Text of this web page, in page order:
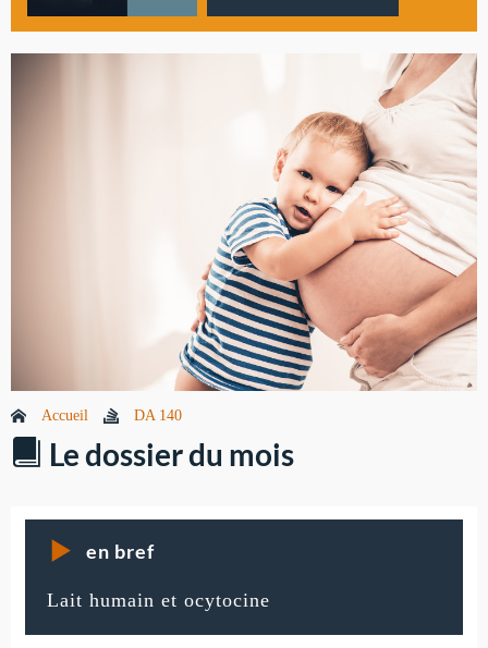
Accueil DA 140
Le dossier du mois
en bref
Lait humain et ocytocine